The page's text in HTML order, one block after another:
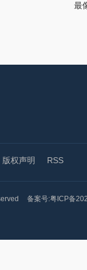
最
版权声明 RSS
备案号:粤ICP备